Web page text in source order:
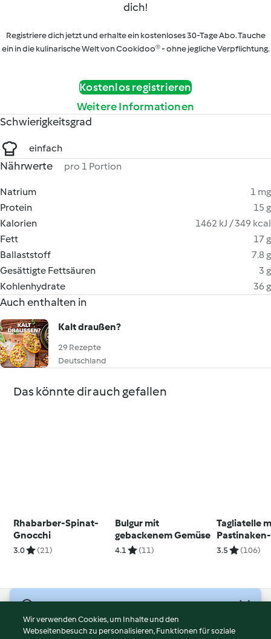
dich!
Registriere dich jetzt und erhalte ein kostenloses 30-Tage Abo. Tauche
ein in die kulinarische Welt von Cookidoo® - ohne jegliche Verpflichtung.
Kostenlos registrieren
Weitere Informationen
Schwierigkeitsgrad
einfach
Nährwerte pro 1 Portion
Natrium
1 mg
Protein
15 g
Kalorien
1462 kJ / 349 kcal
Fett
17 g
Ballaststoff
7.8 g
Gesättigte Fettsäuren
3 g
Kohlenhydrate
36 g
Auch enthalten in
Kalt draußen?
29 Rezepte
Deutschland
Das könnte dir auch gefallen
Rhabarber-Spinat-
Gnocchi
3.0 (21)
Bulgur mit
gebackenem Gemüse
4.1 (11)
Tagliatelle
3.5 (106)
Nutzungsbedingungen
Wir verwenden Cookies, um Inhalte und den
Webseitenbesuch zu personalisieren, Funktionen für soziale